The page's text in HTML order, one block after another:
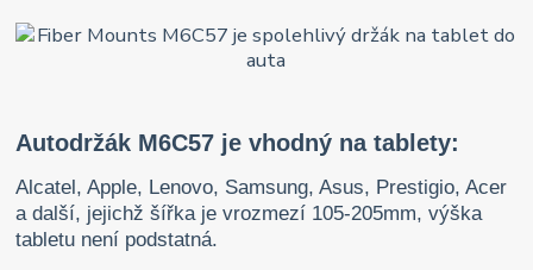
Autodržák M6C57 je vhodný na tablety:
Alcatel, Apple, Lenovo, Samsung, Asus, Prestigio, Acer
a další, jejichž šířka je vrozmezí 105-205mm, výška
tabletu není podstatná.